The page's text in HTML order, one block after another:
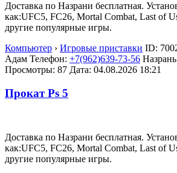
Доставка по Назрани бесплатная.
как:UFC5, FC26, Mortal Combat, Last of
другие популярные игры.
Компьютер › Игровые приставки ID:
Адам Телефон: +7(962)639-73-56 Назрань
Просмотры: 87 Дата: 04.08.2026 18:21
Прокат Ps 5
Доставка по Назрани бесплатная.
как:UFC5, FC26, Mortal Combat, Last of
другие популярные игры.